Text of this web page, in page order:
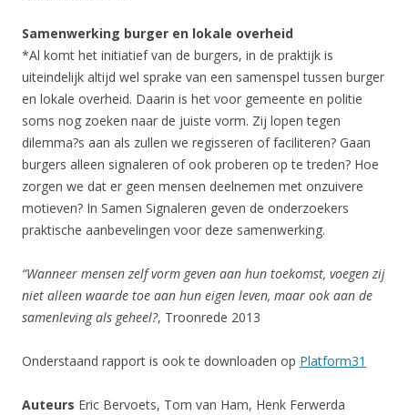
Samenwerking burger en lokale overheid
*Al komt het initiatief van de burgers, in de praktijk is
uiteindelijk altijd wel sprake van een samenspel tussen burger
en lokale overheid. Daarin is het voor gemeente en politie
soms nog zoeken naar de juiste vorm. Zij lopen tegen
dilemma?s aan als zullen we regisseren of faciliteren? Gaan
burgers alleen signaleren of ook proberen op te treden? Hoe
zorgen we dat er geen mensen deelnemen met onzuivere
motieven? In Samen Signaleren geven de onderzoekers
praktische aanbevelingen voor deze samenwerking.
“Wanneer mensen zelf vorm geven aan hun toekomst, voegen zij
niet alleen waarde toe aan hun eigen leven, maar ook aan de
samenleving als geheel?, Troonrede 2013
Onderstaand rapport is ook te downloaden op Platform31
Auteurs Eric Bervoets, Tom van Ham, Henk Ferwerda